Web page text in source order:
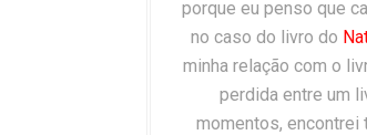
porque eu penso que
no caso do livro do
minha relação com o
perdida entre um
momentos, encontrei